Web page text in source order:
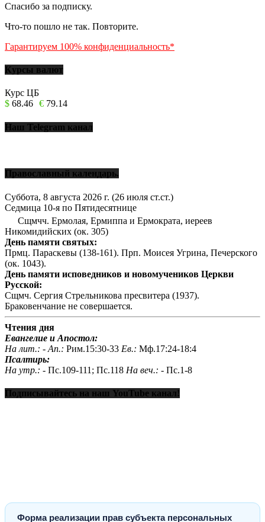
Спасибо за подписку.
Что-то пошло не так. Повторите.
Гарантируем 100% конфиденциальность*
Курсы валют
Курс ЦБ
$ 68.46 € 79.14
Наш Telegram канал
Православный календарь.
Суббота, 8 августа 2026 г. (26 июля ст.ст.)
Седмица 10-я по Пятидесятнице
Сщмчч. Ермолая, Ермиппа и Ермократа, иереев
Никомидийских (ок. 305)
День памяти святых:
Прмц. Параскевы (138-161). Прп. Моисея Угрина, Печерского
(ок. 1043).
День памяти исповедников и новомучеников Церкви
Русской:
Сщмч. Сергия Стрельникова пресвитера (1937).
Браковенчание не совершается.
Чтения дня
Евангелие и Апостол:
На лит.: - Ап.: Рим.15:30-33 Ев.: Мф.17:24-18:4
Псалтирь:
На утр.: - Пс.109-111; Пс.118 На веч.: - Пс.1-8
Подписывайтесь на наш YouTube канал!
Форма реализации прав субъекта персональных